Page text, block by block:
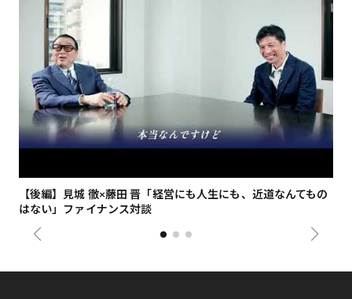
【後編】見城 徹×藤田 晋「経営にも人生にも、近道なんてもの
はない」ファイナンス対談